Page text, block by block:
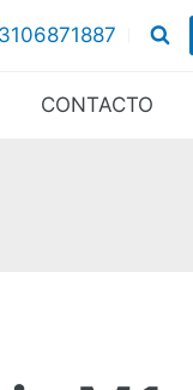
3106871887
CONTACTO